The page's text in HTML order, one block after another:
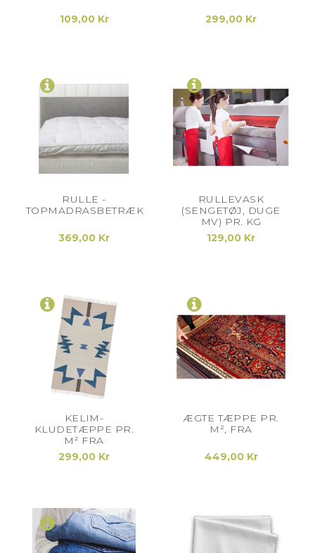
109,00 Kr 299,00 Kr
RULLE -
TOPMADRASBETRÆK
369,00 Kr
RULLEVASK
(SENGETØJ, DUGE
MV) PR. KG
129,00 Kr
KELIM-
KLUDETÆPPE PR.
M² FRA
299,00 Kr
ÆGTE TÆPPE PR.
M², FRA
449,00 Kr